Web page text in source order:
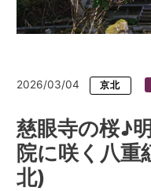
2026/03/04 京北
慈眼寺の桜♪
院に咲く八重
北)